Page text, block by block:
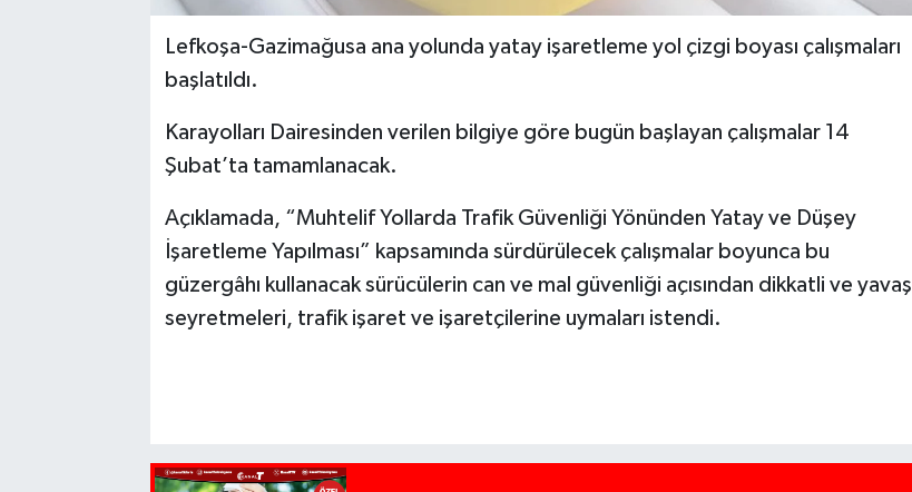
Lefkoşa-Gazimağusa ana yolunda yatay işaretleme yol çizgi boyası çalışmaları
başlatıldı.
Karayolları Dairesinden verilen bilgiye göre bugün başlayan çalışmalar 14
Şubat’ta tamamlanacak.
Açıklamada, “Muhtelif Yollarda Trafik Güvenliği Yönünden Yatay ve Düşey
İşaretleme Yapılması” kapsamında sürdürülecek çalışmalar boyunca bu
güzergâhı kullanacak sürücülerin can ve mal güvenliği açısından dikkatli ve yavaş
seyretmeleri, trafik işaret ve işaretçilerine uymaları istendi.